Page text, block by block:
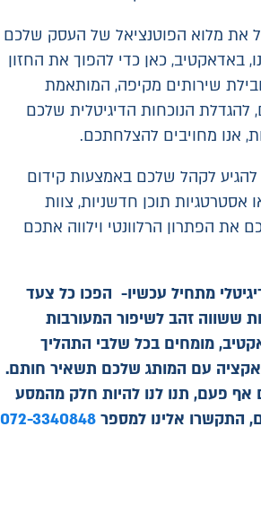
את מלוא הפוטנציאל של העסק שלכם
באדאקטיב, כאן כדי להפוך את החזון
שירותים מקיפה, המותאמת
הנוכחות הדיגיטלית שלכם
אנו מחויבים להצלחתכם.
לקהל שלכם באמצעות קידום
אסטרטגיות תוכן חדשניות, צוות
את הפתרון הרלוונטי וילווה אתכם
מתחיל עכשיו- הפכו כל צעד
ששווה זהב לשיפור המעורבות
מומחים בכל שלבי התהליך
עם המותג שלכם תשאיר חותם.
פעם, תנו לנו להיות חלק מהמסע
התקשרו אלינו למספר 072-3340848